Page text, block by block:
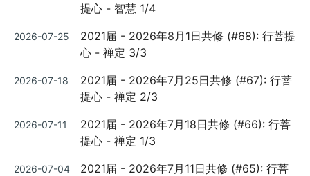
提心 - 智慧 1/4
Posted
2026-07-25
2021届 - 2026年8月1日共修 (#68): 行菩提
心 - 禅定 3/3
Posted
2026-07-18
2021届 - 2026年7月25日共修 (#67): 行菩
提心 - 禅定 2/3
Posted
2026-07-11
2021届 - 2026年7月18日共修 (#66): 行菩
提心 - 禅定 1/3
Posted
2026-07-04
2021届 - 2026年7月11日共修 (#65): 行菩